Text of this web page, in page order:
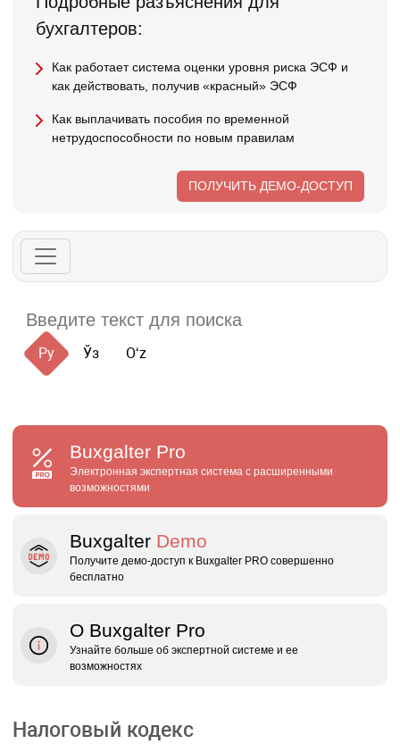
бухгалтеров:
Как работает система оценки уровня риска ЭСФ и
как действовать, получив «красный» ЭСФ
Как выплачивать пособия по временной
нетрудоспособности по новым правилам
ПОЛУЧИТЬ ДЕМО-ДОСТУП
Ру Ўз Oʻz
Buxgalter Pro
Электронная экспертная система с расширенными
возможностями
Buxgalter Demo
Получите демо‑доступ к Buxgalter PRO совершенно
бесплатно
О Buxgalter Pro
Узнайте больше об экспертной системе и ее
возможностях
Налоговый кодекс